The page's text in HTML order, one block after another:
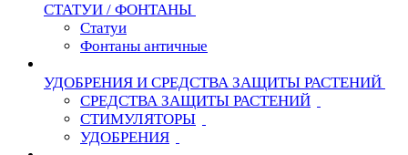
СТАТУИ / ФОНТАНЫ
Статуи
Фонтаны античные
УДОБРЕНИЯ И СРЕДСТВА ЗАЩИТЫ РАСТЕНИЙ
СРЕДСТВА ЗАЩИТЫ РАСТЕНИЙ
СТИМУЛЯТОРЫ
УДОБРЕНИЯ